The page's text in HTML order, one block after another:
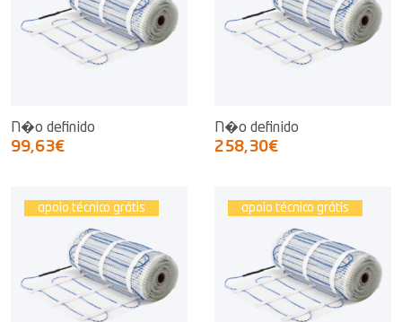
N�o definido
99,63€
N�o definido
258,30€
apoio técnico grátis apoio técnico grátis